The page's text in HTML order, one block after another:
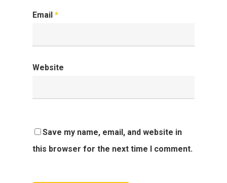
Email *
Website
Save my name, email, and website in
this browser for the next time I comment.